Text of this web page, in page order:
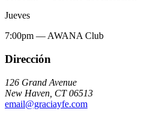
Jueves
7:00pm — AWANA Club
Dirección
126 Grand Avenue
New Haven CT 06513
email@graciayfe.com